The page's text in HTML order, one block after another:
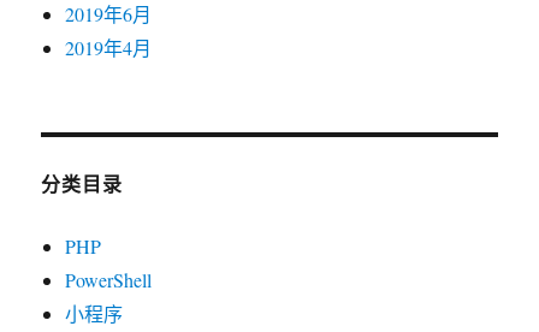
2019年6月
2019年4月
分类目录
PHP
PowerShell
小程序